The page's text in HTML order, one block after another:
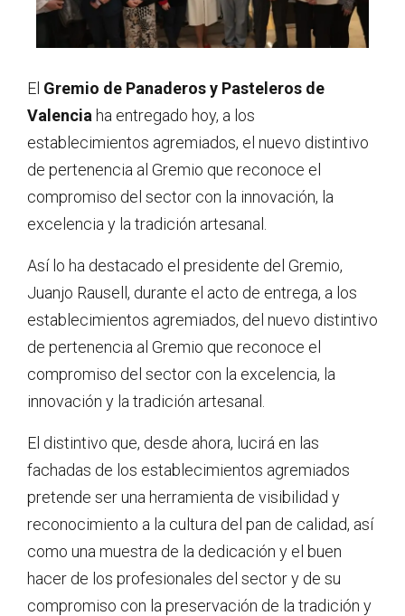
El Gremio de Panaderos y Pasteleros de
Valencia ha entregado hoy, a los
establecimientos agremiados, el nuevo distintivo
de pertenencia al Gremio que reconoce el
compromiso del sector con la innovación, la
excelencia y la tradición artesanal.
Así lo ha destacado el presidente del Gremio,
Juanjo Rausell, durante el acto de entrega, a los
establecimientos agremiados, del nuevo distintivo
de pertenencia al Gremio que reconoce el
compromiso del sector con la excelencia, la
innovación y la tradición artesanal.
El distintivo que, desde ahora, lucirá en las
fachadas de los establecimientos agremiados
pretende ser una herramienta de visibilidad y
reconocimiento a la cultura del pan de calidad, así
como una muestra de la dedicación y el buen
hacer de los profesionales del sector y de su
compromiso con la preservación de la tradición y